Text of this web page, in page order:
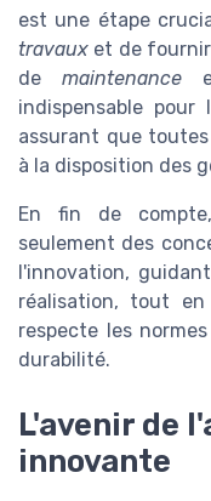
est une étape
travaux et de
demaintenance
indispensable
assurant que
à la disposition des
En fin de
seulement des
l'innovation,
réalisation, tout
respecte les
durabilité.
L'avenir de
innovante